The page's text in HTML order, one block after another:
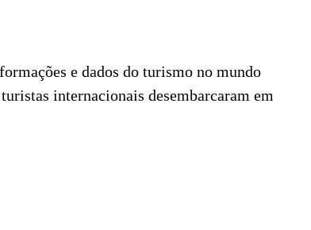
e dados do turismo no mundo
internacionais desembarcaram em